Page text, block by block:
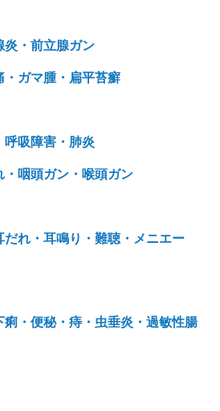
炎・前立腺ガン
・ガマ腫・扁平苔癬
呼吸障害・肺炎
咽頭ガン・喉頭ガン
れ・耳鳴り・難聴・メニエー
痢・便秘・痔・虫垂炎・過敏性腸